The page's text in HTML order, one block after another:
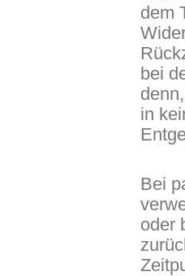
dem
bei
in
Bei
oder